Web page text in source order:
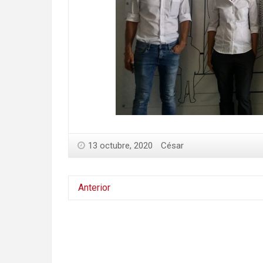
13 octubre, 2020 César
Anterior